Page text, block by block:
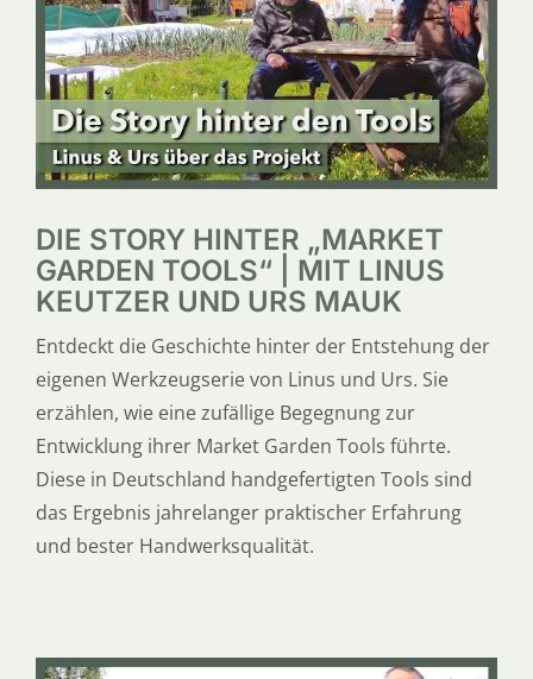
SERVICE
ÜBER UNS
DIE STORY HINTER „MARKET
GARDEN TOOLS“ | MIT LINUS
KEUTZER UND URS MAUK
Entdeckt die Geschichte hinter der Entstehung der
eigenen Werkzeugserie von Linus und Urs. Sie
erzählen, wie eine zufällige Begegnung zur
Entwicklung ihrer Market Garden Tools führte.
Diese in Deutschland handgefertigten Tools sind
das Ergebnis jahrelanger praktischer Erfahrung
und bester Handwerksqualität.